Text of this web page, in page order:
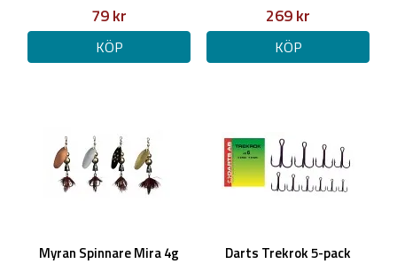
79 kr
KÖP
269 kr
KÖP
Myran Spinnare Mira 4g Darts Trekrok 5-pack